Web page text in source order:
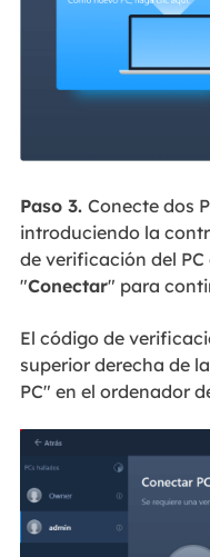
Paso 3. Conecte dos
introduciendo la
de verificación del
"Conectar" para
El código de
superior derecha de
PC" en el ordenador